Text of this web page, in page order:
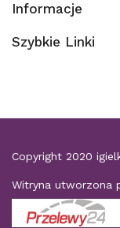
Informacje
Szybkie Linki
Copyright 2020
Witryna utworzona